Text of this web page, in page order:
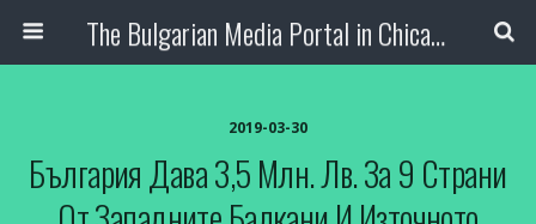
The Bulgarian Media Portal in Chicago
2019-03-30
България Дава 3,5 Млн. Лв. За 9 Страни